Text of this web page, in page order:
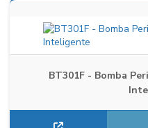
BT301F - Bomba